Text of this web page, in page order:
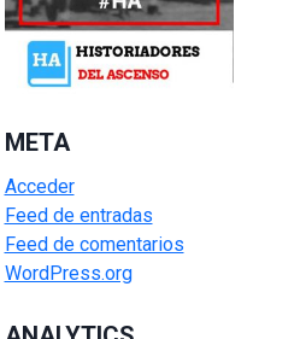
META
Acceder
Feed de entradas
Feed de comentarios
WordPress.org